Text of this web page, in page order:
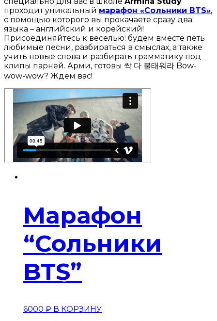
проходит уникальный марафон «Сольники BTS»,
с помощью которого вы прокачаете сразу два
языка – английский и корейский!
Присоединяйтесь к веселью: будем вместе петь
любимые песни, разбираться в смыслах, а также
учить новые слова и разбирать грамматику под
клипы парней. Арми, готовы 싹 다 불태워라 Bow-
wow-wow? Ждем вас!
Марафон
“Сольники
BTS”
6000 ₽ В КОРЗИНУ